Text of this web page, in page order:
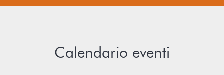
Calendario eventi